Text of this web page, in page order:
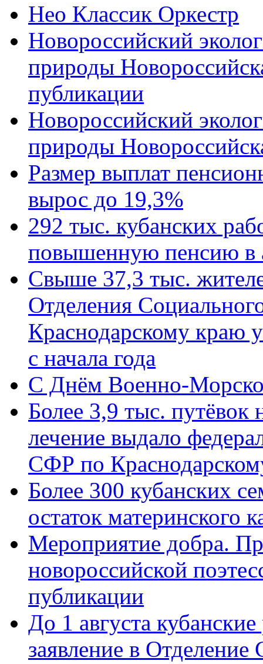
Нео Классик Оркестр
Новороссийский
природы
публикации
Новороссийский
природы
Размер выплат
вырос до 19,3%
292 тыс. кубанских
повышенную пенсию в
Свыше 37,3 тыс.
Отделения
Краснодарскому краю
с начала года
C Днём Военно-
Более 3,9 тыс. путёвок
лечение выдало
СФР по
Более 300 кубанских
остаток материнского
Мероприятие добра.
новороссийской
публикации
До 1 августа
заявление в